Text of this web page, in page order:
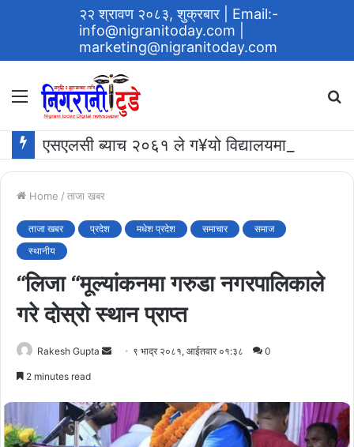
२२ श्रावण २०८३, शुक्रबार
| Email:-
info@nigranitoday.com
marketing@nigranitoday.com
Menu
Home / ताजा खबर
ताजा खबर प्रदेश मधेश प्रदेश समाचार
समाज
स्थानीय
“लिजा “मूल्यांकनमा गरुडा नगरपालिकाले
गरे दोस्रो स्थान प्राप्त
Rakesh Gupta
Send ९ भाद्र २०८१, आईतवार ०१:३८ 0
2 minutes read